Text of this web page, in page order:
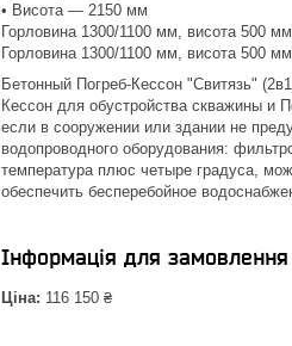
• Висота — 2150 мм
Горловина 1300/1100 мм, висота 500 мм
Горловина 1300/1100 мм, висота 500 мм
Бетонный Погреб-Кессон "Свитязь"
Кессон для обустройства скважины и
если в сооружении или здании не
водопроводного оборудования:
температура плюс четыре градуса,
обеспечить бесперебойное
Інформація для замовлення
Ціна: 116 150 ₴